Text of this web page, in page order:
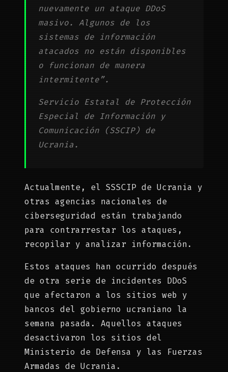
nuevamente un ataque DDoS
masivo. Algunos de los
sistemas de información
atacados no están disponibles
o funcionan de manera
intermitente”.
Servicio Estatal de Protección
Especial de Información y
Comunicación (SSCIP) de
Ucrania.
Actualmente, el SSSCIP de Ucrania y
otras agencias nacionales de
ciberseguridad están trabajando
para contrarrestar los ataques,
recopilar y analizar información.
Estos ataques han ocurrido después
de otra serie de incidentes DDoS
que afectaron a los sitios web y
bancos del gobierno ucraniano la
semana pasada. Aquellos ataques
desactivaron los sitios del
Ministerio de Defensa y las Fuerzas
Armadas de Ucrania.